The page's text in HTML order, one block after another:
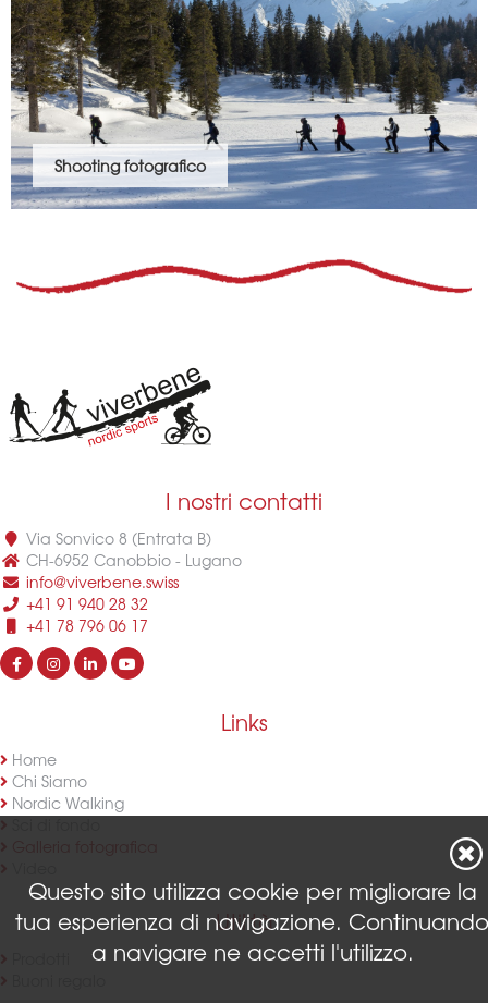
Shooting fotografico
I nostri contatti
Via Sonvico 8 (Entrata B)
CH-6952 Canobbio - Lugano
info@viverbene.swiss
+41 91 940 28 32
+41 78 796 06 17
Links
Home
Chi Siamo
Nordic Walking
Utilità
Questo sito utilizza cookie per migliorare la
tua esperienza di navigazione. Continuando
a navigare ne accetti l'utilizzo.